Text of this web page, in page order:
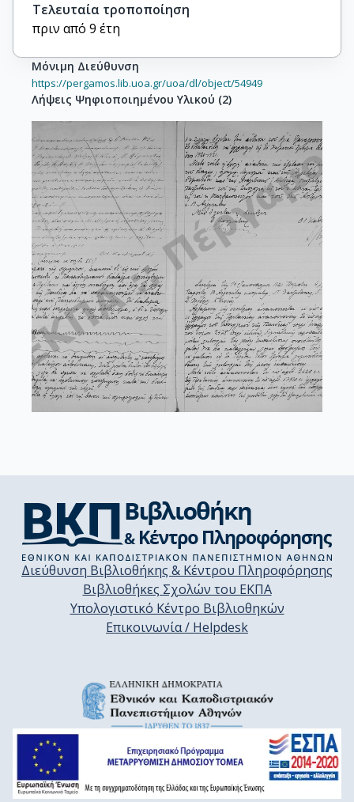
Τελευταία τροποποίηση
πριν από 9 έτη
Μόνιμη Διεύθυνση
https://pergamos.lib.uoa.gr/uoa/dl/object/54949
Λήψεις Ψηφιοποιημένου Υλικού (2)
Διεύθυνση Βιβλιοθήκης & Κέντρου Πληροφόρησης
Βιβλιοθήκες Σχολών του ΕΚΠΑ
Υπολογιστικό Κέντρο Βιβλιοθηκών
Επικοινωνία / Helpdesk